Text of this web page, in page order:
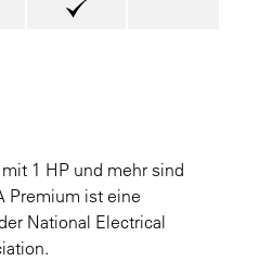
1 HP und mehr sind
Premium ist eine
National Electrical